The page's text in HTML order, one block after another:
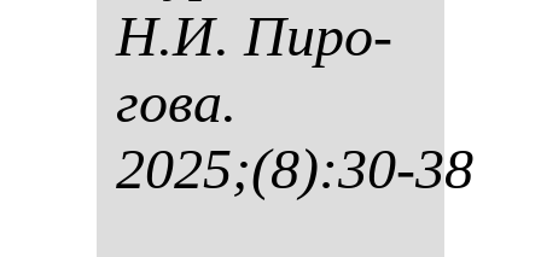
Н.И. Пи­ро­
го­ва.
2025;(8):30-38